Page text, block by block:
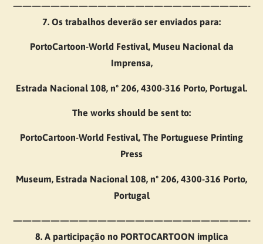
—————————————————————————-
7. Os trabalhos deverão ser enviados para:
PortoCartoon-World Festival, Museu Nacional da
Imprensa,
Estrada Nacional 108, nº 206, 4300-316 Porto, Portugal.
The works should be sent to:
PortoCartoon-World Festival, The Portuguese Printing
Press
Museum, Estrada Nacional 108, nº 206, 4300-316 Porto,
Portugal
—————————————————————————-
8. A participação no PORTOCARTOON implica